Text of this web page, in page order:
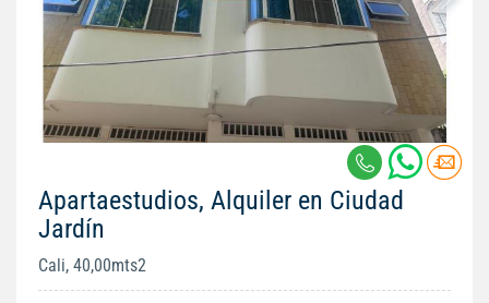
Apartaestudios, Alquiler en Ciudad
Jardín
Cali, 40,00mts2